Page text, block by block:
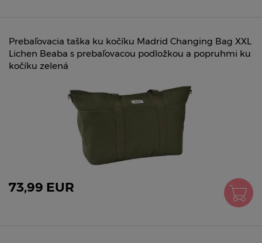
Prebaľovacia taška ku kočíku Madrid Changing Bag XXL
Lichen Beaba s prebaľovacou podložkou a popruhmi ku
kočíku zelená
73,99 EUR